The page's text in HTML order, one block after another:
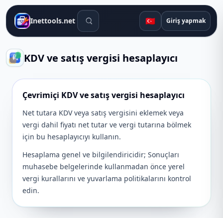
Inettools.net Arama araçları 🇹🇷 Giriş yapmak
KDV ve satış vergisi hesaplayıcı
Çevrimiçi KDV ve satış vergisi hesaplayıcı
Net tutara KDV veya satış vergisini eklemek veya
vergi dahil fiyatı net tutar ve vergi tutarına bölmek
için bu hesaplayıcıyı kullanın.
Hesaplama genel ve bilgilendiricidir; Sonuçları
muhasebe belgelerinde kullanmadan önce yerel
vergi kurallarını ve yuvarlama politikalarını kontrol
edin.